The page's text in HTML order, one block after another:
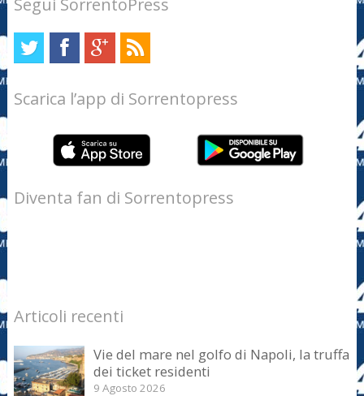
Segui SorrentoPress
Scarica l’app di Sorrentopress
Diventa fan di Sorrentopress
Articoli recenti
Vie del mare nel golfo di Napoli, la truffa
dei ticket residenti
9 Agosto 2026